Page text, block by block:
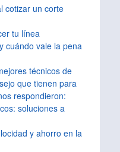
cotizar un corte
tu línea
cuándo vale la pena
técnicos de
que tienen para
respondieron:
soluciones a
y ahorro en la